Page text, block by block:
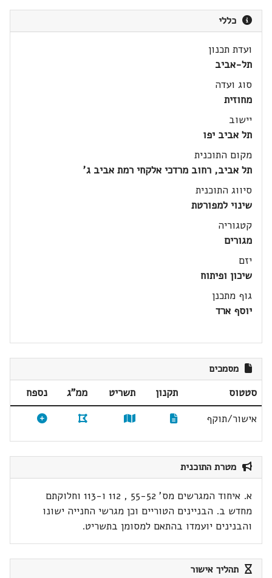
כללי
ועדת תכנון
תל-אביב
סוג ועדה
מחוזית
יישוב
תל אביב יפו
מקום התוכנית
תל אביב, רחוב מרדכי אלקחי רמת אביב ג'
סיווג התוכנית
שינוי למפורטת
קטגוריה
מגורים
יזם
שיכון ופיתוח
גוף מתכנן
יוסף ארד
מסמכים
סטטוס תקנון תשריט ממ"ג
נספח
אישור/תוקף
מטרת התוכנית
א. איחוד המגרשים מס' 55-52 , 112 ו-113 וחלוקתם
מחדש ב. הבניינים הטוריים וכן מגרשי החנייה ישונו
והבנינים יועמדו בהתאם למסומן בתשריט.
תהליך אישור